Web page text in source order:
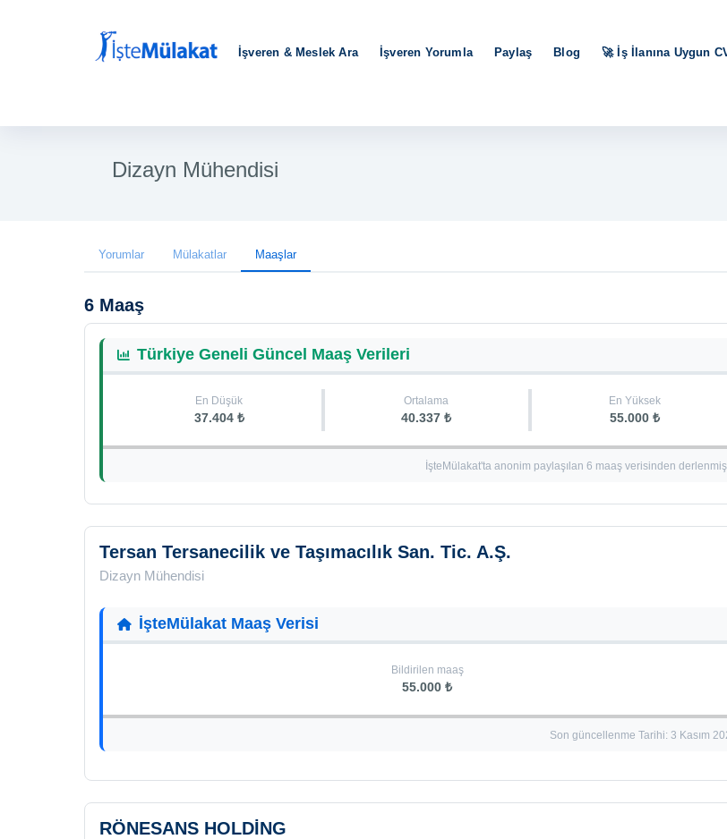
İşveren & Meslek Ara İşveren Yorumla Paylaş Blog 🚀 İş İlanına Uygun
Dizayn Mühendisi
Yorumlar Mülakatlar Maaşlar
6 Maaş
Türkiye Geneli Güncel Maaş Verileri
En Düşük
37.404 ₺
Ortalama
40.337 ₺
En Yüksek
55.000 ₺
İşteMülakat'ta anonim paylaşılan 6 maaş verisinden
Tersan Tersanecilik ve Taşımacılık San. Tic. A.Ş.
Dizayn Mühendisi
İşteMülakat Maaş Verisi
Bildirilen maaş
55.000 ₺
Son güncellenme Tarihi: 3 Kasım
RÖNESANS HOLDİNG